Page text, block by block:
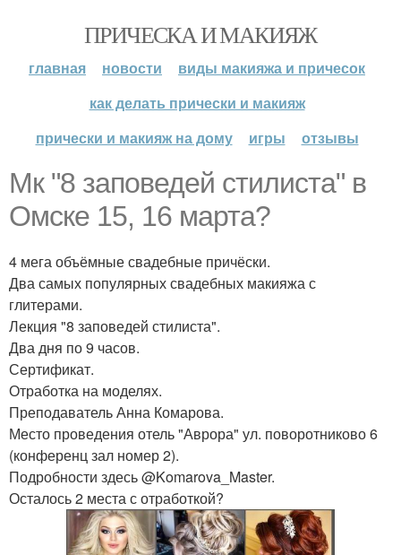
ПРИЧЕСКА И МАКИЯЖ
главная новости
виды макияжа и причесок
как делать прически и макияж
прически и макияж на дому
игры отзывы
Мк "8 заповедей стилиста" в
Омске 15, 16 марта?
4 мега объёмные свадебные причёски.
Два самых популярных свадебных макияжа с
глитерами.
Лекция "8 заповедей стилиста".
Два дня по 9 часов.
Сертификат.
Отработка на моделях.
Преподаватель Анна Комарова.
Место проведения отель "Аврора" ул. поворотниково 6
(конференц зал номер 2).
Подробности здесь @Komarova_Master.
Осталось 2 места с отработкой?